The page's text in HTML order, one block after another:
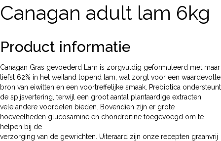
Canagan adult lam 6kg
Product informatie
Canagan Gras gevoederd Lam is zorgvuldig geformuleerd met maar
liefst 62% in het weiland lopend lam, wat zorgt voor een waardevolle
bron van eiwitten en een voortreffelijke smaak. Prebiotica ondersteunt
de spijsvertering, terwijl een groot aantal plantaardige extracten
vele andere voordelen bieden. Bovendien zijn er grote
hoeveelheden glucosamine en chondroïtine toegevoegd om te
helpen bij de
verzorging van de gewrichten. Uiteraard zijn onze recepten graanvrij